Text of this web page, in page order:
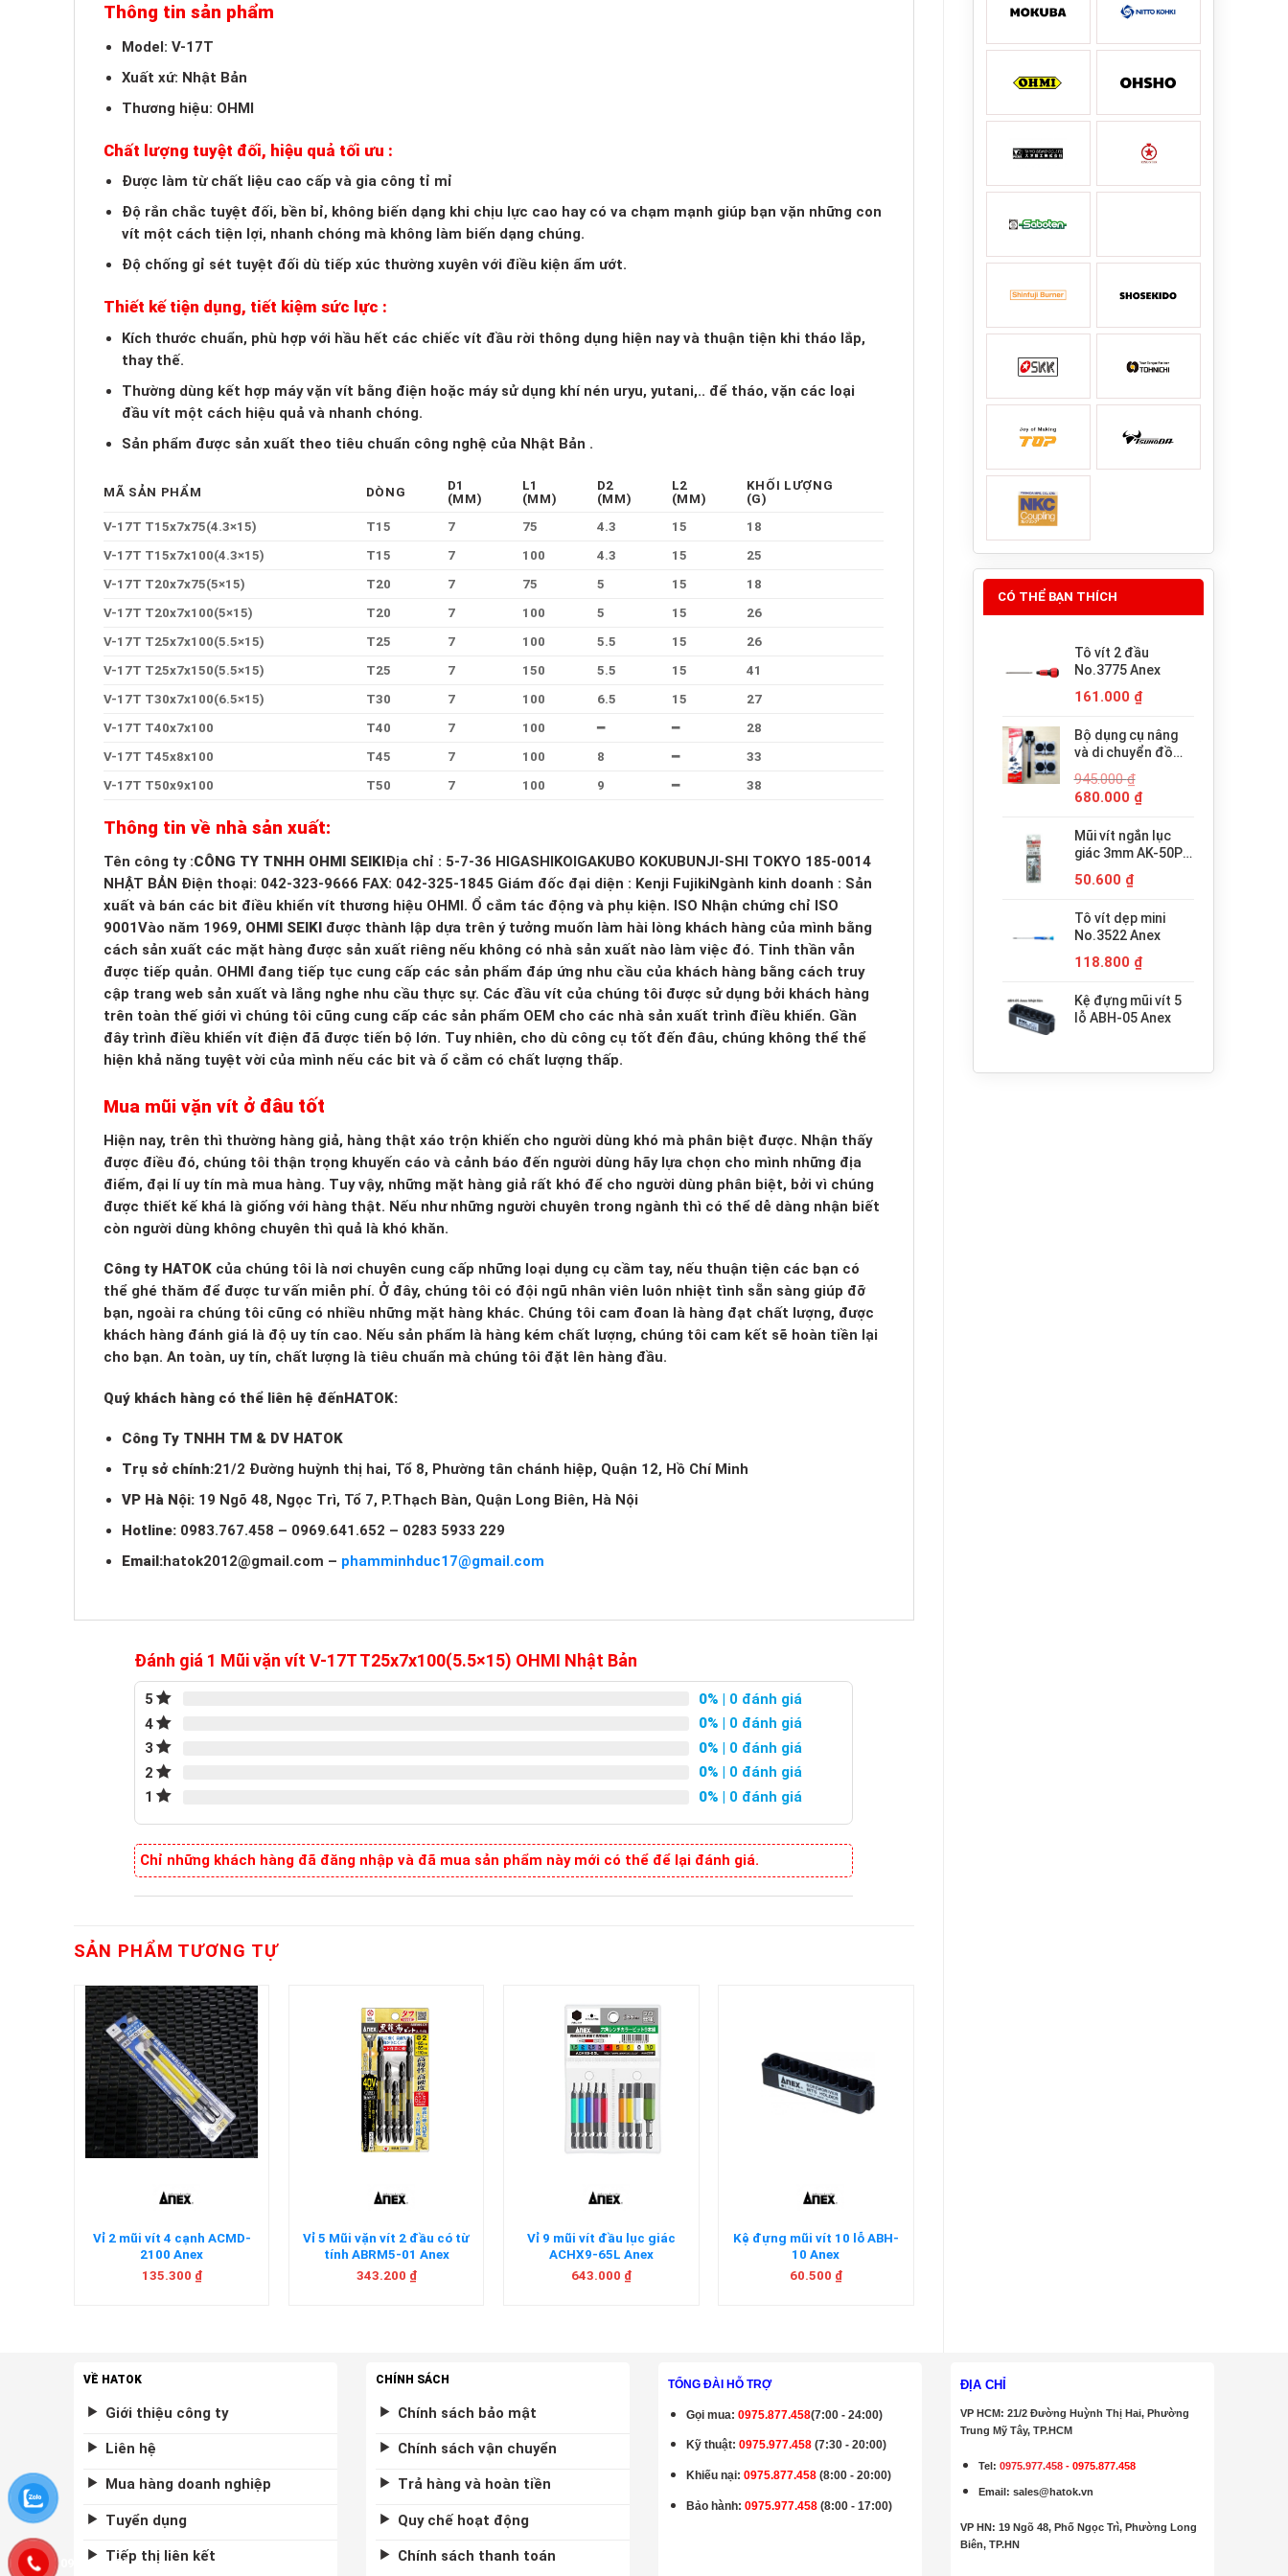
CÓ THỂ BẠN THÍCH
Tô vít 2 đầu
No.3775 Anex
161.000 ₫
Bộ dụng cụ nâng
và di chuyển đồ
minh PICUS LP-
200N
945.000₫
Giá
là:
945.000 ₫.
680.000 ₫Giá
tại
là:
Mũi vít ngắn lục
giác 3mm AK-50P-
50.600 ₫
Tô vít dẹp mini
No.3522 Anex
118.800 ₫
Kệ đựng mũi vít 5
lỗ ABH-05 Anex
Thông tin sản phẩm
Model: V-17T
Xuất xứ: Nhật Bản
Thương hiệu: OHMI
Chất lượng tuyệt đối, hiệu quả tối ưu :
Được làm từ chất liệu cao cấp và gia công tỉ mỉ
Độ rắn chắc tuyệt đối, bền bỉ, không biến dạng khi chịu lực cao hay có va chạm mạnh giúp bạn vặn những con
vít một cách tiện lợi, nhanh chóng mà không làm biến dạng chúng.
Độ chống gỉ sét tuyệt đối dù tiếp xúc thường xuyên với điều kiện ẩm ướt.
Thiết kế tiện dụng, tiết kiệm sức lực :
Kích thước chuẩn, phù hợp với hầu hết các chiếc vít đầu rời thông dụng hiện nay và thuận tiện khi tháo lắp,
thay thế.
Thường dùng kết hợp máy vặn vít bằng điện hoặc máy sử dụng khí nén uryu, yutani,.. để tháo, vặn các loại
đầu vít một cách hiệu quả và nhanh chóng.
Sản phẩm được sản xuất theo tiêu chuẩn công nghệ của Nhật Bản .
MÃ SẢN PHẨM DÒNG
D1
(MM)
L1
(MM)
D2
(MM)
L2
(MM)
KHỐI LƯỢNG
(G)
V-17T T15x7x75(4.3×15)
T15 7 75 4.3 15
18
V-17T T15x7x100(4.3×15)
T15 7 100 4.3 15
25
V-17T T20x7x75(5×15)
T20 7 75 5 15
18
V-17T T20x7x100(5×15)
T20 7 100 5 15
26
V-17T T25x7x100(5.5×15)
T25 7 100 5.5 15
26
V-17T T25x7x150(5.5×15)
T25 7 150 5.5 15
41
V-17T T30x7x100(6.5×15)
T30 7 100 6.5 15
27
V-17T T40x7x100
T40 7 100 ━ ━
28
V-17T T45x8x100
T45 7 100 8 ━
33
V-17T T50x9x100
T50 7 100 9 ━ 38
Thông tin về nhà sản xuất:
Tên công ty :CÔNG TY TNHH OHMI SEIKIĐịa chỉ : 5-7-36 HIGASHIKOIGAKUBO KOKUBUNJI-SHI TOKYO 185-0014
NHẬT BẢN Điện thoại: 042-323-9666 FAX: 042-325-1845 Giám đốc đại diện : Kenji FujikiNgành kinh doanh : Sản
xuất và bán các bit điều khiển vít thương hiệu OHMI. Ổ cắm tác động và phụ kiện. ISO Nhận chứng chỉ ISO
9001Vào năm 1969, OHMI SEIKI được thành lập dựa trên ý tưởng muốn làm hài lòng khách hàng của mình bằng
cách sản xuất các mặt hàng được sản xuất riêng nếu không có nhà sản xuất nào làm việc đó. Tinh thần vẫn
được tiếp quản. OHMI đang tiếp tục cung cấp các sản phẩm đáp ứng nhu cầu của khách hàng bằng cách truy
cập trang web sản xuất và lắng nghe nhu cầu thực sự. Các đầu vít của chúng tôi được sử dụng bởi khách hàng
trên toàn thế giới vì chúng tôi cũng cung cấp các sản phẩm OEM cho các nhà sản xuất trình điều khiển. Gần
đây trình điều khiển vít điện đã được tiến bộ lớn. Tuy nhiên, cho dù công cụ tốt đến đâu, chúng không thể thể
hiện khả năng tuyệt vời của mình nếu các bit và ổ cắm có chất lượng thấp.
Mua mũi vặn vít ở đâu tốt
Hiện nay, trên thì thường hàng giả, hàng thật xáo trộn khiến cho người dùng khó mà phân biệt được. Nhận thấy
được điều đó, chúng tôi thận trọng khuyến cáo và cảnh báo đến người dùng hãy lựa chọn cho mình những địa
điểm, đại lí uy tín mà mua hàng. Tuy vậy, những mặt hàng giả rất khó để cho người dùng phân biệt, bởi vì chúng
được thiết kế khá là giống với hàng thật. Nếu như những người chuyên trong ngành thì có thể dễ dàng nhận biết
còn người dùng không chuyên thì quả là khó khăn.
Công ty HATOK của chúng tôi là nơi chuyên cung cấp những loại dụng cụ cầm tay, nếu thuận tiện các bạn có
thể ghé thăm để được tư vấn miễn phí. Ở đây, chúng tôi có đội ngũ nhân viên luôn nhiệt tình sẵn sàng giúp đỡ
bạn, ngoài ra chúng tôi cũng có nhiều những mặt hàng khác. Chúng tôi cam đoan là hàng đạt chất lượng, được
khách hàng đánh giá là độ uy tín cao. Nếu sản phẩm là hàng kém chất lượng, chúng tôi cam kết sẽ hoàn tiền lại
cho bạn. An toàn, uy tín, chất lượng là tiêu chuẩn mà chúng tôi đặt lên hàng đầu.
Quý khách hàng có thể liên hệ đếnHATOK:
Công Ty TNHH TM & DV HATOK
Trụ sở chính:21/2 Đường huỳnh thị hai, Tổ 8, Phường tân chánh hiệp, Quận 12, Hồ Chí Minh
VP Hà Nội: 19 Ngõ 48, Ngọc Trì, Tổ 7, P.Thạch Bàn, Quận Long Biên, Hà Nội
Hotline: 0983.767.458 – 0969.641.652 – 0283 5933 229
Email:hatok2012@gmail.com – phamminhduc17@gmail.com
Đánh giá 1 Mũi vặn vít V-17T T25x7x100(5.5×15) OHMI Nhật Bản
5 0% | 0 đánh giá
4
0% | 0 đánh giá
3
0% | 0 đánh giá
2
0% | 0 đánh giá
1
0% | 0 đánh giá
Chỉ những khách hàng đã đăng nhập và đã mua sản phẩm này mới có thể để lại đánh giá.
SẢN PHẨM TƯƠNG TỰ
Vỉ 2 mũi vít 4 cạnh ACMD-
2100 Anex
135.300 ₫
Vỉ 5 Mũi vặn vít 2 đầu có từ
tính ABRM5-01 Anex
343.200 ₫
Vỉ 9 mũi vít đầu lục giác
ACHX9-65L Anex
643.000 ₫
Kệ đựng mũi vít 10 lỗ ABH-
10 Anex
60.500 ₫
VỀ HATOK
Giới thiệu công ty
Liên hệ
Mua hàng doanh nghiệp
Tuyển dụng
Tiếp thị liên kết
CHÍNH SÁCH
Chính sách bảo mật
Chính sách vận chuyển
Trả hàng và hoàn tiền
Quy chế hoạt động
Chính sách thanh toán
TỔNG ĐÀI HỖ TRỢ
Gọi mua:0975.877.458(7:00 - 24:00)
Kỹ thuật:0975.977.458 (7:30 - 20:00)
Khiếu nại: 0975.877.458 (8:00 - 20:00)
Bảo hành:0975.977.458 (8:00 - 17:00)
ĐỊA CHỈ
VP HCM: 21/2 Đường Huỳnh Thị Hai, Phường
Trung Mỹ Tây, TP.HCM
Tel:0975.977.458 -0975.877.458
Email:sales@hatok.vn
VP HN: 19 Ngõ 48, Phố Ngọc Trì, Phường Long
Biên, TP.HN
0975877458